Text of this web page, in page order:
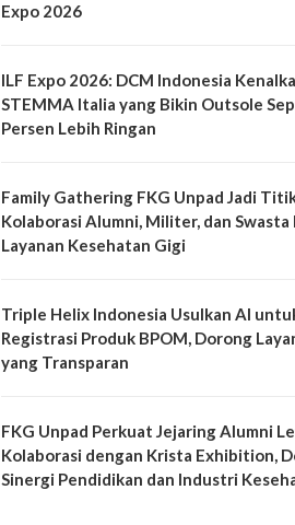
Expo 2026
ILF Expo 2026: DCM Indonesia
STEMMA Italia yang Bikin Outsole
Persen Lebih Ringan
Family Gathering FKG Unpad Jadi
Kolaborasi Alumni, Militer, dan Swasta
Layanan Kesehatan Gigi
Triple Helix Indonesia Usulkan AI
Registrasi Produk BPOM, Dorong
yang Transparan
FKG Unpad Perkuat Jejaring Alumni
Kolaborasi dengan Krista Exhibition,
Sinergi Pendidikan dan Industri